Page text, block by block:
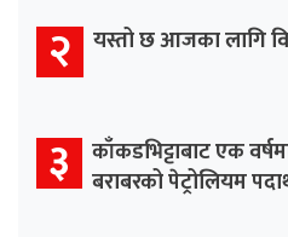
२ यस्तो छ आजका लागि
३
काँकडभिट्टाबाट एक
बराबरको पेट्रोलियम